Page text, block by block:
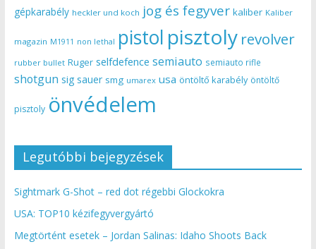
gépkarabély heckler und koch jog és fegyver kaliber Kaliber
magazin M1911 non lethal pistol pisztoly revolver
rubber bullet Ruger selfdefence semiauto semiauto rifle
shotgun sig sauer smg umarex usa öntöltő karabély öntöltő
pisztoly önvédelem
Legutóbbi bejegyzések
Sightmark G-Shot – red dot régebbi Glockokra
USA: TOP10 kézifegyvergyártó
Megtörtént esetek – Jordan Salinas: Idaho Shoots Back